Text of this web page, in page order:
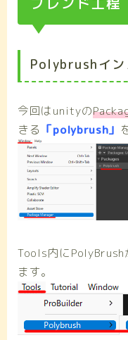
Polybrushイン
今回はunityの
きる 「polybrush」
Tools内に
ます。